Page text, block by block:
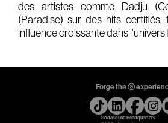
Music
Artists
Post-Producing
des artistes comme Dadju
(Paradise) sur des hits certifiés,
influence croissante dans
Forge the ⓢ
Sodasound Headquarters